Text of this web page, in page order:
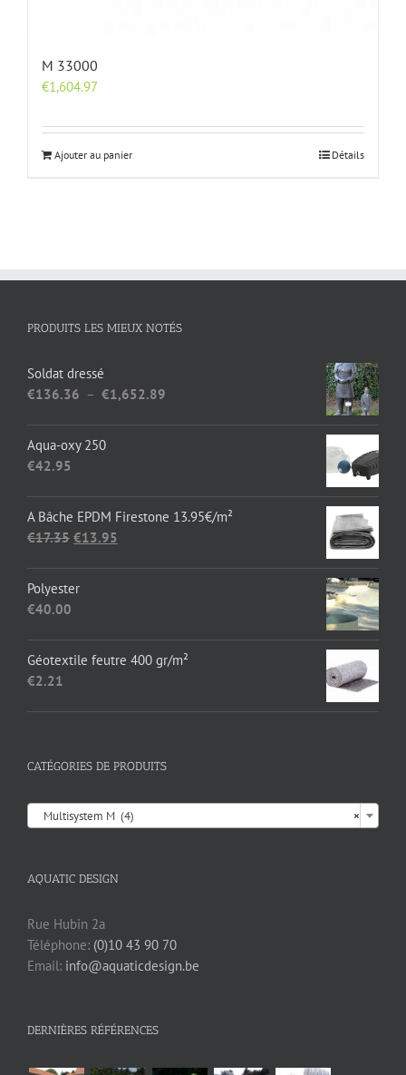
M 33000
€1,604.97
Ajouter au panier Détails
PRODUITS LES MIEUX NOTÉS
Soldat dressé
€136.36 – €1,652.89
€1,652.89
Aqua-oxy 250
€42.95
A Bâche EPDM Firestone 13.95€/m²
€17.35 Le
€13.95
Polyester
€40.00
Géotextile feutre 400 gr/m²
€2.21
CATÉGORIES DE PRODUITS
×
Multisystem M (4)
AQUATIC DESIGN
Rue Hubin 2a
Téléphone: (0)10 43 90 70
Email: info@aquaticdesign.be
DERNIÈRES RÉFÉRENCES